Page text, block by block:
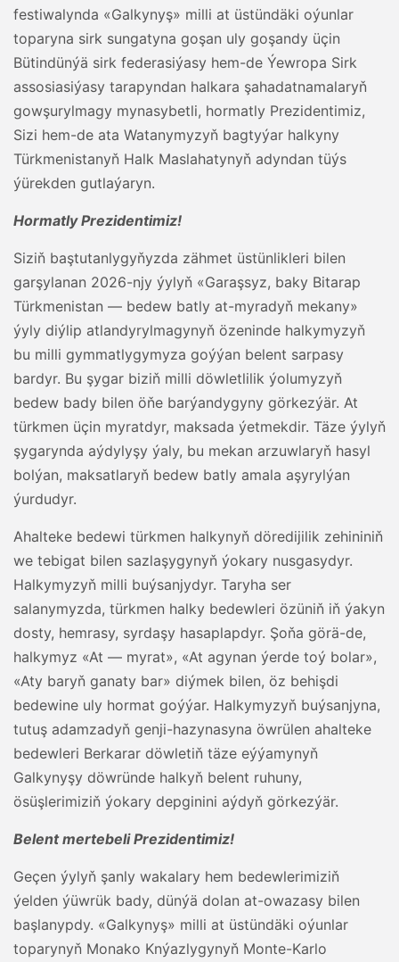
festiwalynda «Galkynyş» milli at üstündäki oýunlar
toparyna sirk sungatyna goşan uly goşandy üçin
Bütindünýä sirk federasiýasy hem-de Ýewropa Sirk
assosiasiýasy tarapyndan halkara şahadatnamalaryň
gowşurylmagy mynasybetli, hormatly Prezidentimiz,
Sizi hem-de ata Watanymyzyň bagtyýar halkyny
Türkmenistanyň Halk Maslahatynyň adyndan tüýs
ýürekden gutlaýaryn.
Hormatly Prezidentimiz!
Siziň baştutanlygyňyzda zähmet üstünlikleri bilen
garşylanan 2026-njy ýylyň «Garaşsyz, baky Bitarap
Türkmenistan — bedew batly at-myradyň mekany»
ýyly diýlip atlandyrylmagynyň özeninde halkymyzyň
bu milli gymmatlygymyza goýýan belent sarpasy
bardyr. Bu şygar biziň milli döwletlilik ýolumyzyň
bedew bady bilen öňe barýandygyny görkezýär. At
türkmen üçin myratdyr, maksada ýetmekdir. Täze ýylyň
şygarynda aýdylyşy ýaly, bu mekan arzuwlaryň hasyl
bolýan, maksatlaryň bedew batly amala aşyrylýan
ýurdudyr.
Ahalteke bedewi türkmen halkynyň döredijilik zehininiň
we tebigat bilen sazlaşygynyň ýokary nusgasydyr.
Halkymyzyň milli buýsanjydyr. Taryha ser
salanymyzda, türkmen halky bedewleri özüniň iň ýakyn
dosty, hemrasy, syrdaşy hasaplapdyr. Şoňa görä-de,
halkymyz «At — myrat», «At agynan ýerde toý bolar»,
«Aty baryň ganaty bar» diýmek bilen, öz behişdi
bedewine uly hormat goýýar. Halkymyzyň buýsanjyna,
tutuş adamzadyň genji-hazynasyna öwrülen ahalteke
bedewleri Berkarar döwletiň täze eýýamynyň
Galkynyşy döwründe halkyň belent ruhuny,
ösüşlerimiziň ýokary depginini aýdyň görkezýär.
Belent mertebeli Prezidentimiz!
Geçen ýylyň şanly wakalary hem bedewlerimiziň
ýelden ýüwrük bady, dünýä dolan at-owazasy bilen
başlanypdy. «Galkynyş» milli at üstündäki oýunlar
toparynyň Monako Knýazlygynyň Monte-Karlo